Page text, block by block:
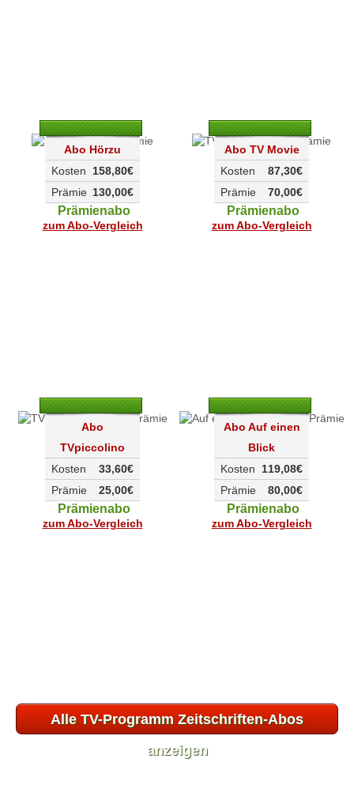
Abo Hörzu
158,80€
Kosten
130,00€
Prämie
Prämienabo
zum Abo-Vergleich
Abo TV Movie
87,30€
Kosten
70,00€
Prämie
Prämienabo
zum Abo-Vergleich
Abo
TVpiccolino
33,60€
Kosten
25,00€
Prämie
Prämienabo
zum Abo-Vergleich
Abo Auf einen
Blick
119,08€
Kosten
80,00€
Prämie
Prämienabo
zum Abo-Vergleich
Alle TV-Programm Zeitschriften-Abos
anzeigen